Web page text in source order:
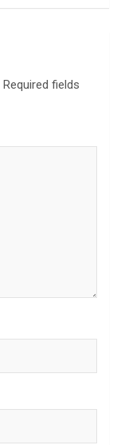
Required fields